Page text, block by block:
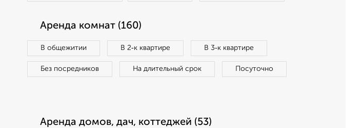
Аренда комнат (160)
В общежитии В 2‑к квартире В 3‑к квартире
Без посредников На длительный срок Посуточно
Аренда домов, дач, коттеджей (53)